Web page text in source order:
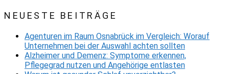
NEUESTE BEITRÄGE
Agenturen im Raum Osnabrück im Vergleich: Worauf
Unternehmen bei der Auswahl achten sollten
Alzheimer und Demenz: Symptome erkennen,
Pflegegrad nutzen und Angehörige entlasten